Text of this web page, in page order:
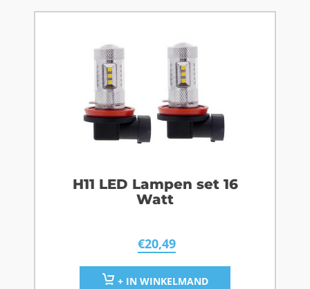
H11 LED Lampen set 16
Watt
€20,49
+ IN WINKELMAND